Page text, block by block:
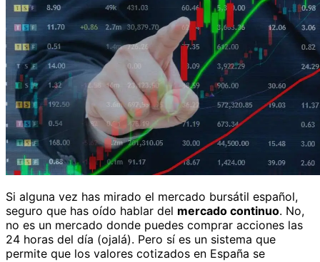
Si alguna vez has mirado el mercado bursátil español,
seguro que has oído hablar del mercado continuo. No,
no es un mercado donde puedes comprar acciones las
24 horas del día (ojalá). Pero sí es un sistema que
permite que los valores cotizados en España se